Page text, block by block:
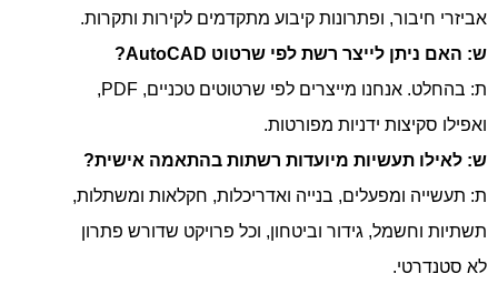
אביזרי חיבור, ופתרונות קיבוע מתקדמים לקירות ותקרות.
ש: האם ניתן לייצר רשת לפי שרטוט AutoCAD?
ת: בהחלט. אנחנו מייצרים לפי שרטוטים טכניים, PDF,
ואפילו סקיצות ידניות מפורטות.
ש: לאילו תעשיות מיועדות רשתות בהתאמה אישית?
ת: תעשייה ומפעלים, בנייה ואדריכלות, חקלאות ומשתלות,
תשתיות וחשמל, גידור וביטחון, וכל פרויקט שדורש פתרון
לא סטנדרטי.